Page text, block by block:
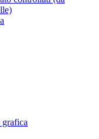
grafica